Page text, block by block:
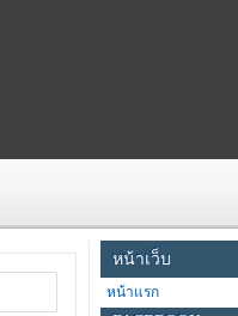
หน้าเว็บ
หน้าแรก